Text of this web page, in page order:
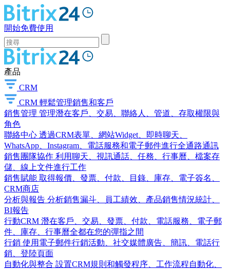
開始免費使用
產品
CRM
CRM 輕鬆管理銷售和客戶
銷售管理 管理潛在客戶、交易、聯絡人、管道、存取權限與
角色
聯絡中心 透過CRM表單、網站Widget、即時聊天、
WhatsApp、Instagram、電話服務和電子郵件進行全通路通訊
銷售團隊協作 利用聊天、視訊通話、任務、行事曆、檔案存
儲、線上文件進行工作
銷售賦能 取得報價、發票、付款、目錄、庫存、電子簽名、
CRM商店
分析與報告 分析銷售漏斗、員工績效、產品銷售情況統計、
BI報告
行動CRM 潛在客戶、交易、發票、付款、電話服務、電子郵
件、庫存、行事曆全都在您的彈指之間
行銷 使用電子郵件行銷活動、社交媒體廣告、簡訊、電話行
銷、登陸頁面
自動化與整合 設置CRM規則和觸發程序、工作流程自動化、